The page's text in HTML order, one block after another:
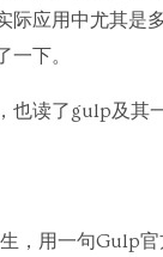
际应用中尤其是
一下。
也读了gulp及其
，用一句Gulp官